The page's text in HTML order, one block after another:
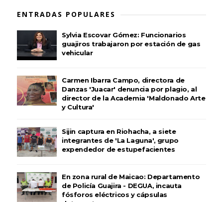
ENTRADAS POPULARES
Sylvia Escovar Gómez: Funcionarios
guajiros trabajaron por estación de gas
vehicular
Carmen Ibarra Campo, directora de
Danzas 'Juacar' denuncia por plagio, al
director de la Academia 'Maldonado Arte
y Cultura'
Sijin captura en Riohacha, a siete
integrantes de 'La Laguna', grupo
expendedor de estupefacientes
En zona rural de Maicao: Departamento
de Policía Guajira - DEGUA, incauta
fósforos eléctricos y cápsulas